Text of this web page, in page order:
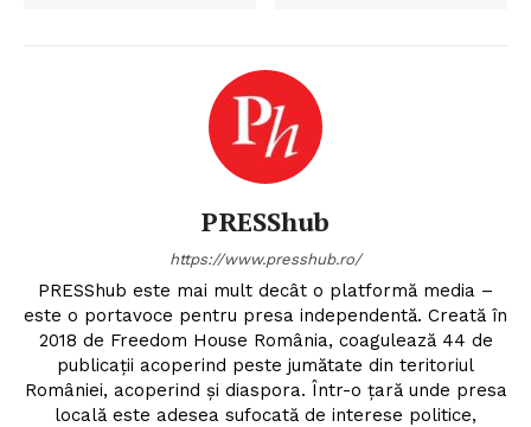
PRESShub
https://www.presshub.ro/
PRESShub este mai mult decât o platformă media –
este o portavoce pentru presa independentă. Creată în
2018 de Freedom House România, coagulează 44 de
publicații acoperind peste jumătate din teritoriul
României, acoperind și diaspora. Într-o țară unde presa
locală este adesea sufocată de interese politice,